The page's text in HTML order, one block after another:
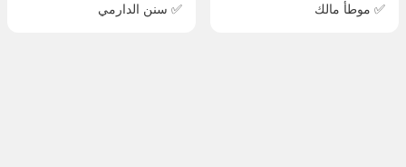
✅ موطأ مالك ✅ سنن الدارمي